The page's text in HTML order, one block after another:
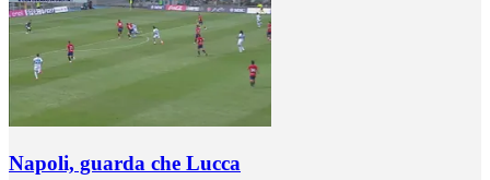
Napoli, guarda che Lucca